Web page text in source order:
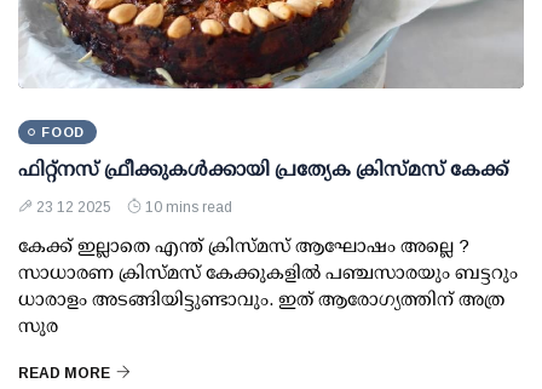
FOOD
ഫിറ്റ്‌നസ് ഫ്രീക്കുകള്‍ക്കായി പ്രത്യേക ക്രിസ്മസ് കേക്ക്
23 12 2025 10 mins read
കേക്ക് ഇല്ലാതെ എന്ത് ക്രിസ്മസ് ആഘോഷം അല്ലെ ?
സാധാരണ ക്രിസ്മസ് കേക്കുകളില്‍ പഞ്ചസാരയും ബട്ടറും
ധാരാളം അടങ്ങിയിട്ടുണ്ടാവും. ഇത് ആരോഗ്യത്തിന് അത്ര
സുര
READ MORE